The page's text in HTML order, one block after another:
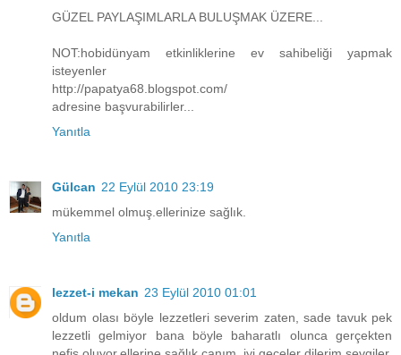
GÜZEL PAYLAŞIMLARLA BULUŞMAK ÜZERE...
NOT:hobidünyam etkinliklerine ev sahibeliği yapmak
isteyenler
http://papatya68.blogspot.com/
adresine başvurabilirler...
Yanıtla
Gülcan 22 Eylül 2010 23:19
mükemmel olmuş.ellerinize sağlık.
Yanıtla
lezzet-i mekan 23 Eylül 2010 01:01
oldum olası böyle lezzetleri severim zaten, sade tavuk pek
lezzetli gelmiyor bana böyle baharatlı olunca gerçekten